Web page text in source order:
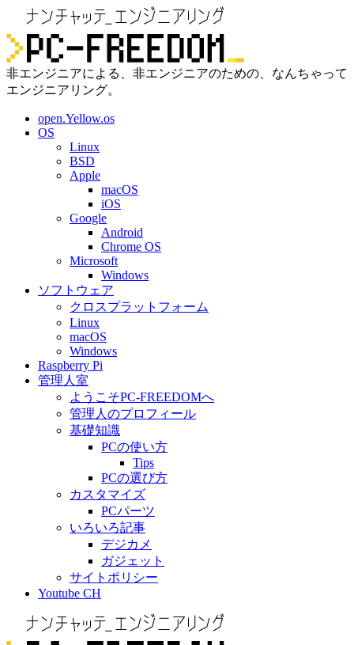
非エンジニアによる、非エンジニアのための、なんちゃって
エンジニアリング。
open.Yellow.os
OS
Linux
BSD
Apple
macOS
iOS
Google
Android
Chrome OS
Microsoft
Windows
ソフトウェア
クロスプラットフォーム
Linux
macOS
Windows
Raspberry Pi
管理人室
ようこそPC-FREEDOMへ
管理人のプロフィール
基礎知識
PCの使い方
Tips
PCの選び方
カスタマイズ
PCパーツ
いろいろ記事
デジカメ
ガジェット
サイトポリシー
Youtube CH